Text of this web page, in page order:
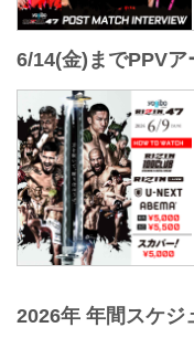
6/14(金)までPPVア
2026年 年間スケジ